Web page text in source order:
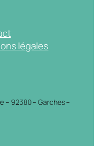
légales
– 92380 – Garches –